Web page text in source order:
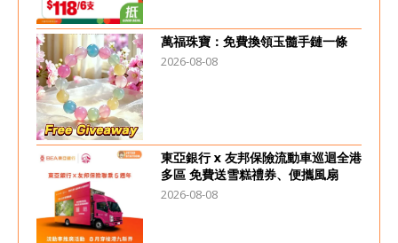
萬福珠寶：免費換領玉髓手鏈一條
2026-08-08
東亞銀行 x 友邦保險流動車巡迴全港
多區 免費送雪糕禮券、便攜風扇
2026-08-08